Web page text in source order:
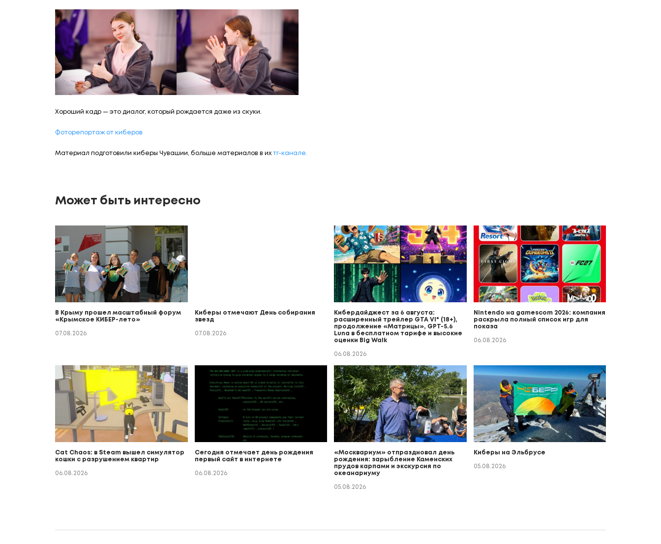
Хороший кадр — это диалог, который рождается даже из скуки.
Фоторепортаж от киберов
Материал подготовили киберы Чувашии, больше материалов в их тг-канале.
Может быть интересно
В Крыму прошел масштабный форум
«Крымское КИБЕР-лето»
07.08.2026
Киберы отмечают День собирания
звезд
07.08.2026
Кибердайджест за 6 августа:
расширенный трейлер GTA VI* (18+),
продолжение «Матрицы», GPT-5.6
Luna в бесплатном тарифе и высокие
оценки Big Walk
06.08.2026
Nintendo на gamescom 2026: компания
раскрыла полный список игр для
показа
06.08.2026
Cat Chaos: в Steam вышел симулятор
кошки с разрушением квартир
06.08.2026
Сегодня отмечает день рождения
первый сайт в интернете
06.08.2026
«Москвариум» отпраздновал день
рождения: зарыбление Каменских
прудов карпами и экскурсия по
океанариуму
05.08.2026
Киберы на Эльбрусе
05.08.2026